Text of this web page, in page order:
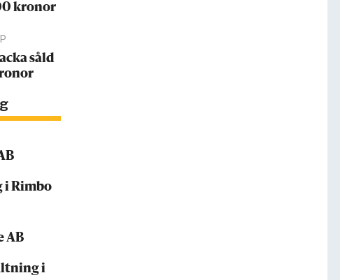
kronor
såld
i Rimbo
AB
i